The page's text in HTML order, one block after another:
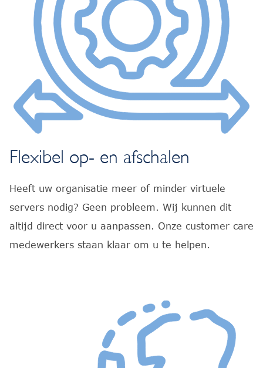
Flexibel op- en afschalen
Heeft uw organisatie meer of minder virtuele
servers nodig? Geen probleem. Wij kunnen dit
altijd direct voor u aanpassen. Onze customer care
medewerkers staan klaar om u te helpen.